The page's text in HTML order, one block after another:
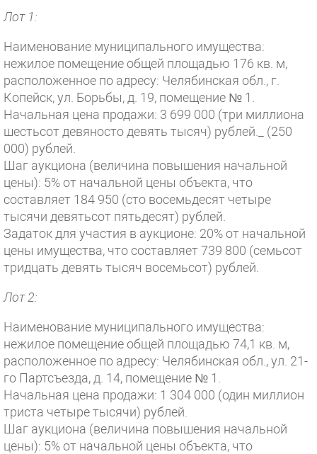
Лот 1:
Наименование муниципального имущества:
нежилое помещение общей площадью 176 кв. м,
расположенное по адресу: Челябинская обл., г.
Копейск, ул. Борьбы, д. 19, помещение № 1.
Начальная цена продажи: 3 699 000 (три миллиона
шестьсот девяносто девять тысяч) рублей._ (250
000) рублей.
Шаг аукциона (величина повышения начальной
цены): 5% от начальной цены объекта, что
составляет 184 950 (сто восемьдесят четыре
тысячи девятьсот пятьдесят) рублей.
Задаток для участия в аукционе: 20% от начальной
цены имущества, что составляет 739 800 (семьсот
тридцать девять тысяч восемьсот) рублей.
Лот 2:
Наименование муниципального имущества:
нежилое помещение общей площадью 74,1 кв. м,
расположенное по адресу: Челябинская обл., ул. 21-
го Партсъезда, д. 14, помещение № 1.
Начальная цена продажи: 1 304 000 (один миллион
триста четыре тысячи) рублей.
Шаг аукциона (величина повышения начальной
цены): 5% от начальной цены объекта, что